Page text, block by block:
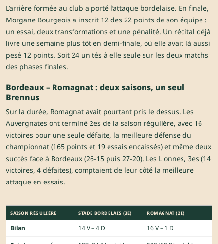
L’arrière formée au club a porté l’attaque bordelaise. En finale,
Morgane Bourgeois a inscrit 12 des 22 points de son équipe :
un essai, deux transformations et une pénalité. Un récital déjà
livré une semaine plus tôt en demi-finale, où elle avait là aussi
pesé 12 points. Soit 24 unités à elle seule sur les deux matchs
des phases finales.
Bordeaux – Romagnat : deux saisons, un seul
Brennus
Sur la durée, Romagnat avait pourtant pris le dessus. Les
Auvergnates ont terminé 2es de la saison régulière, avec 16
victoires pour une seule défaite, la meilleure défense du
championnat (165 points et 19 essais encaissés) et même deux
succès face à Bordeaux (26-15 puis 27-20). Les Lionnes, 3es (14
victoires, 4 défaites), comptaient de leur côté la meilleure
attaque en essais.
SAISON RÉGULIÈRE STADE BORDELAIS (3E) ROMAGNAT (2E)
Bilan 14 V – 4 D
16 V – 1 D